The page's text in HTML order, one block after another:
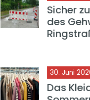
Sicher
des
30. Juni
Das